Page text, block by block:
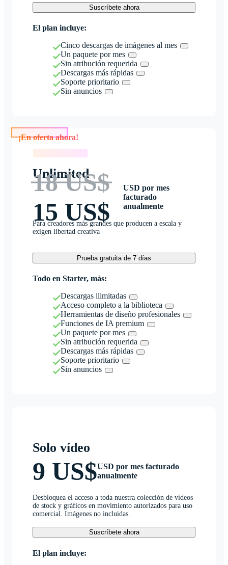
Suscríbete ahora
El plan incluye:
Cinco descargas de imágenes al mes
Un paquete por mes
Sin atribución requerida
Descargas más rápidas
Soporte prioritario
Sin anuncios
Unlimited
18 US$
15 US$
USD por mes
facturado
anualmente
Para creadores más grandes que producen a escala y
exigen libertad creativa
Prueba gratuita de 7 días
Todo en Starter, más:
Descargas ilimitadas
Acceso completo a la biblioteca
Herramientas de diseño profesionales
Funciones de IA premium
Un paquete por mes
Sin atribución requerida
Descargas más rápidas
Soporte prioritario
Sin anuncios
Solo vídeo
9 US$USD por mes facturado
anualmente
Desbloquea el acceso a toda nuestra colección de vídeos
de stock y gráficos en movimiento autorizados para uso
comercial. Imágenes no incluidas.
Suscríbete ahora
El plan incluye: